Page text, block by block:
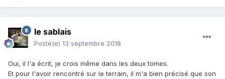
le sablais
Posté(e) 13 septembre 2018
Oui, il l'a écrit, je crois même dans les deux tomes.
Et pour l'avoir rencontré sur le terrain, il m'a bien précisé que son